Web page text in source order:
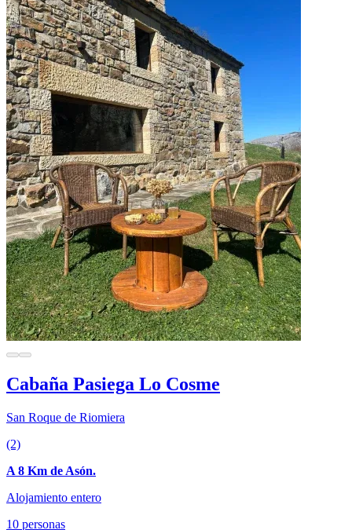
Cabaña Pasiega Lo Cosme
San Roque de Riomiera
(2)
A 8 Km de Asón.
Alojamiento entero
10 personas